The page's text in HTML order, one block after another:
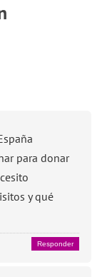
para donar
y qué
Responder